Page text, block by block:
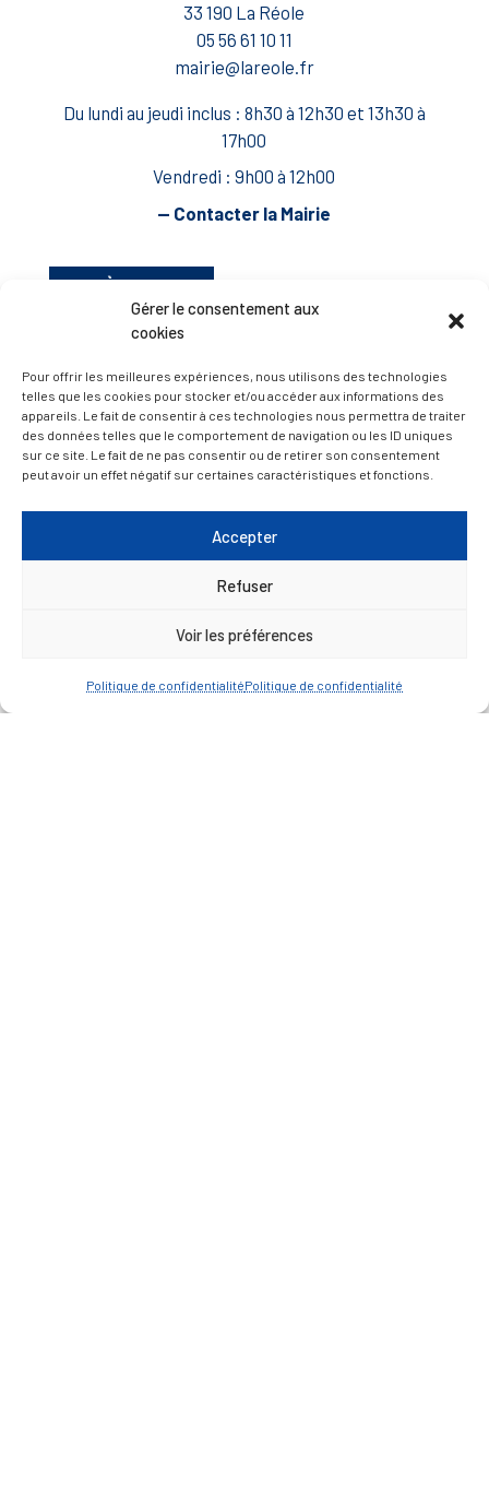
Gérer le consentement aux
cookies
Pour offrir les meilleures expériences, nous utilisons des technologies
telles que les cookies pour stocker et/ou accéder aux informations des
appareils. Le fait de consentir à ces technologies nous permettra de traiter
des données telles que le comportement de navigation ou les ID uniques
sur ce site. Le fait de ne pas consentir ou de retirer son consentement
peut avoir un effet négatif sur certaines caractéristiques et fonctions.
Accepter
Refuser
Voir les préférences
Politique de confidentialitéPolitique de confidentialité
33 190 La Réole
05 56 61 10 11
mairie@lareole.fr
Du lundi au jeudi inclus : 8h30 à 12h30 et 13h30 à
17h00
Vendredi : 9h00 à 12h00
— Contacter la Mairie
ACCÈS RAPIDE
Marchés publics
Urbanisme
Espace agent
A FEUILLETER !